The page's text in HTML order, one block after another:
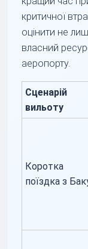
критичної
оцінити не
власний
аеропорту.
Сценарій
вильоту
Коротка
поїздка з